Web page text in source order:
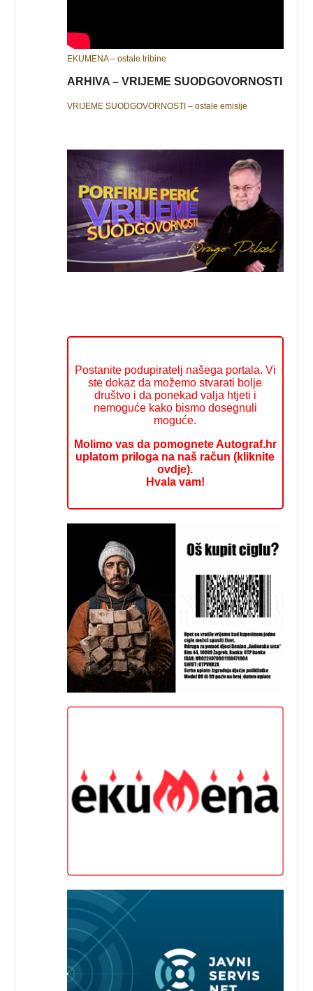
EKUMENA – ostale tribine
ARHIVA – VRIJEME SUODGOVORNOSTI
VRIJEME SUODGOVORNOSTI – ostale emisije
Postanite podupiratelj našega portala. Vi
ste dokaz da možemo stvarati bolje
društvo i da ponekad valja htjeti i
nemoguće kako bismo dosegnuli
moguće.
Molimo vas da pomognete Autograf.hr
uplatom priloga na naš račun (kliknite
ovdje).
Hvala vam!